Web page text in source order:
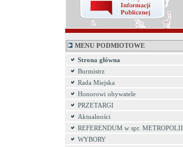
MENU PODMIOTOWE
Strona główna
Burmistrz
Rada Miejska
Honorowi obywatele
PRZETARGI
Aktualności
REFERENDUM w spr. METROPOLII
WYBORY